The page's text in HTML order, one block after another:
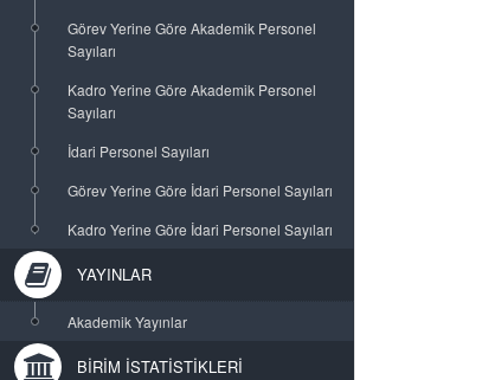
Görev Yerine Göre Akademik Personel
Sayıları
Kadro Yerine Göre Akademik Personel
Sayıları
İdari Personel Sayıları
Görev Yerine Göre İdari Personel Sayıları
Kadro Yerine Göre İdari Personel Sayıları
YAYINLAR
Akademik Yayınlar
BİRİM İSTATİSTİKLERİ